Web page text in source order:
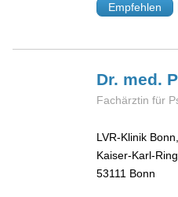
Empfehlen
Dr. med.
Fachärztin für
LVR-Klinik
Kaiser-Karl-
53111 Bonn